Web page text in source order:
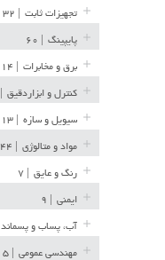
تجهیزات ثابت
پایپینگ
برق و مخابرات
کنترل و ابزاردقیق
سیویل و سازه
مواد و متالوژی
رنگ و عایق
ایمنی
آب، پساب و پسماند
مهندسی عمومی